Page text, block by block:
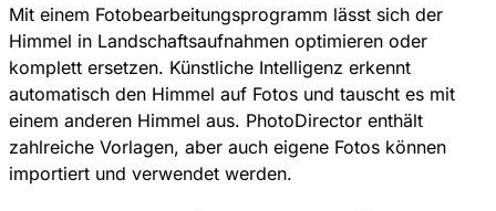
Mit einem Fotobearbeitungsprogramm lässt sich der
Himmel in Landschaftsaufnahmen optimieren oder
komplett ersetzen. Künstliche Intelligenz erkennt
automatisch den Himmel auf Fotos und tauscht es mit
einem anderen Himmel aus. PhotoDirector enthält
zahlreiche Vorlagen, aber auch eigene Fotos können
importiert und verwendet werden.